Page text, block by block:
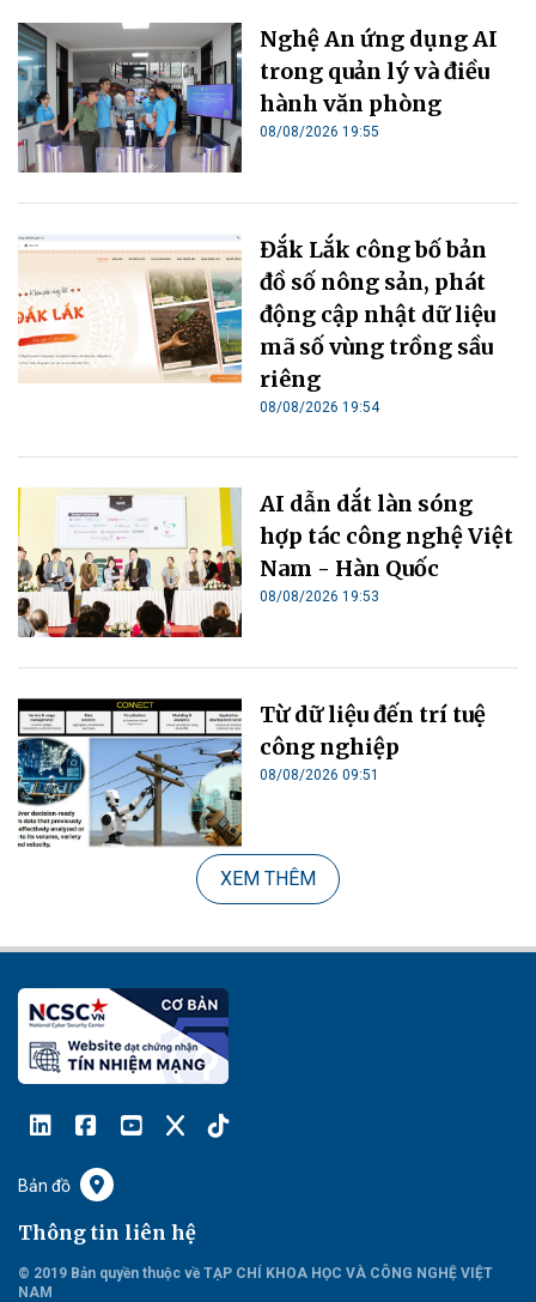
Nghệ An ứng dụng AI
trong quản lý và điều
hành văn phòng
08/08/2026 19:55
Đắk Lắk công bố bản
đồ số nông sản, phát
động cập nhật dữ liệu
mã số vùng trồng sầu
riêng
08/08/2026 19:54
AI dẫn dắt làn sóng
hợp tác công nghệ Việt
Nam - Hàn Quốc
08/08/2026 19:53
Từ dữ liệu đến trí tuệ
công nghiệp
08/08/2026 09:51
XEM THÊM
Bản đồ
Thông tin liên hệ
© 2019 Bản quyền thuộc về TẠP CHÍ KHOA HỌC VÀ CÔNG NGHỆ VIỆT
NAM